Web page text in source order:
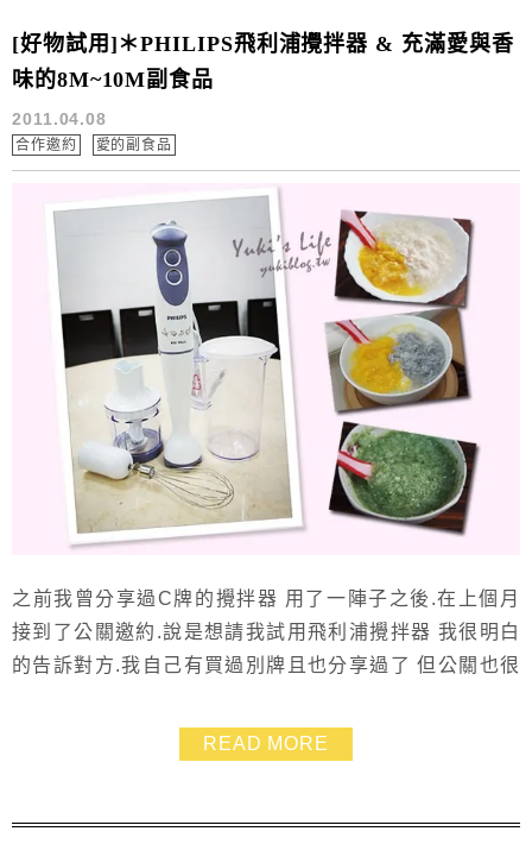
[好物試用]＊PHILIPS飛利浦攪拌器 & 充滿愛與香
味的8M~10M副食品
2011.04.08
合作邀約 愛的副食品
之前我曾分享過C牌的攪拌器 用了一陣子之後.在上個月
接到了公關邀約.說是想請我試用飛利浦攪拌器 我很明白
的告訴對方.我自己有買過別牌且也分享過了 但公關也很
推薦給網友 如此一來.也讓我考慮度降底很多.最後還是請
公關寄過來了 試用跟體驗的過程我都有記錄下來 這篇就
吧! 滿8個月後的小西瓜越吃越好...
READ MORE